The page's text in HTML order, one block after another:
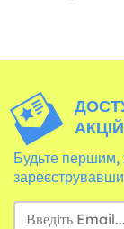
Будьте першим,